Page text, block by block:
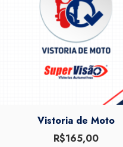
Vistoria de Moto
R$165,00